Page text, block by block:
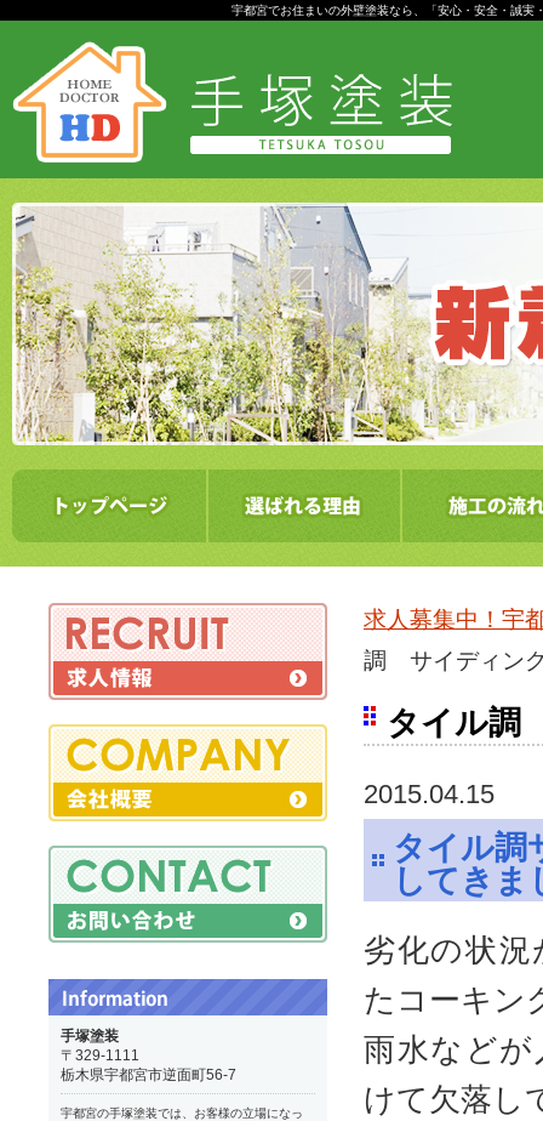
宇都宮でお住まいの外壁塗装なら、「安心・安全・誠
求人募集中！宇
調 サイディン
タイル調
2015.04.15
タイル調
してきま
劣化の状
たコーキン
雨水など
けて欠落し
手塚塗装
〒329-1111
栃木県宇都宮市逆面町56-7
宇都宮の手塚塗装では、お客様の立場になっ